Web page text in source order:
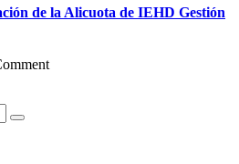
de la Alicuota de IEHD Gestión